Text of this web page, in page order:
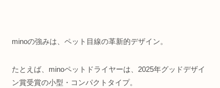
minoの強みは、ペット目線の革新的デザイン。
たとえば、minoペットドライヤーは、2025年グッドデザイ
ン賞受賞の小型・コンパクトタイプ。